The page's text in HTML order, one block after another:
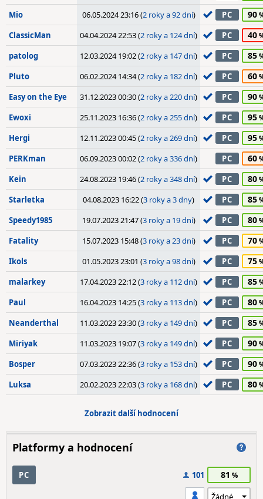
Mio 06.05.2024 23:16 (2 roky a 92 dní) PC 90
ClassicMan 04.04.2024 22:53 (2 roky a 124 dní) PC 40
patolog 12.03.2024 19:02 (2 roky a 147 dní) PC 85
Pluto 06.02.2024 14:34 (2 roky a 182 dní) PC 60
Easy on the Eye 31.12.2023 00:30 (2 roky a 220 dní) PC 90
Ewoxi 25.11.2023 16:36 (2 roky a 255 dní) PC 95
Hergi 12.11.2023 00:45 (2 roky a 269 dní) PC 95
PERKman 06.09.2023 00:02 (2 roky a 336 dní) PC 60
Kein 24.08.2023 19:46 (2 roky a 348 dní) PC 80
Starletka 04.08.2023 16:22 (3 roky a 3 dny) PC 85
Speedy1985 19.07.2023 21:47 (3 roky a 19 dní) PC 80
Fatality 15.07.2023 15:48 (3 roky a 23 dní) PC 70
Ikols 01.05.2023 23:01 (3 roky a 98 dní) PC 75
malarkey 17.04.2023 22:12 (3 roky a 112 dní) PC 85
Paul 16.04.2023 14:25 (3 roky a 113 dní) PC 80
Neanderthal 11.03.2023 23:30 (3 roky a 149 dní) PC 85
Miriyak 11.03.2023 19:07 (3 roky a 149 dní) PC 90
Bosper 07.03.2023 22:36 (3 roky a 153 dní) PC 90
Luksa 20.02.2023 22:03 (3 roky a 168 dní) PC 80
Zobrazit další hodnocení
Platformy a hodnocení
PC 101 81